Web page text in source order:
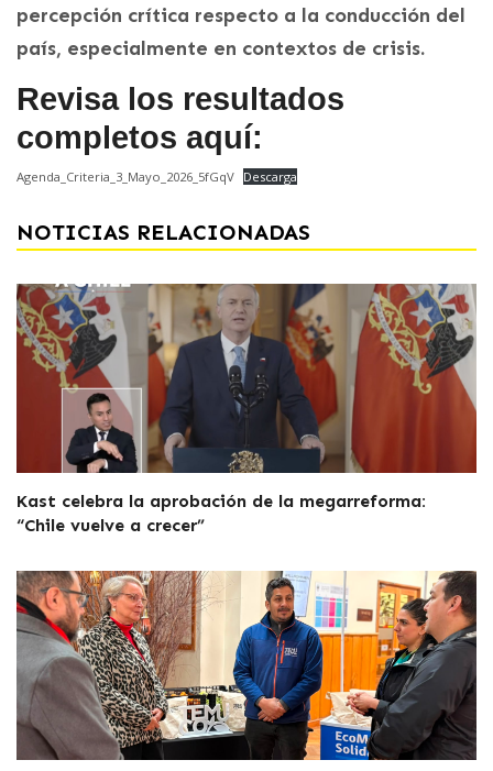
percepción crítica respecto a la conducción del
país, especialmente en contextos de crisis.
Revisa los resultados
completos aquí:
Agenda_Criteria_3_Mayo_2026_5fGqV Descarga
NOTICIAS RELACIONADAS
Kast celebra la aprobación de la megarreforma:
“Chile vuelve a crecer”